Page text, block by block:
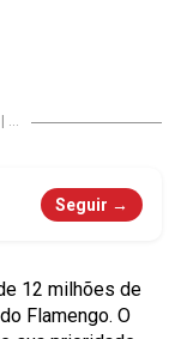
...
Seguir →
12 milhões de
Flamengo. O